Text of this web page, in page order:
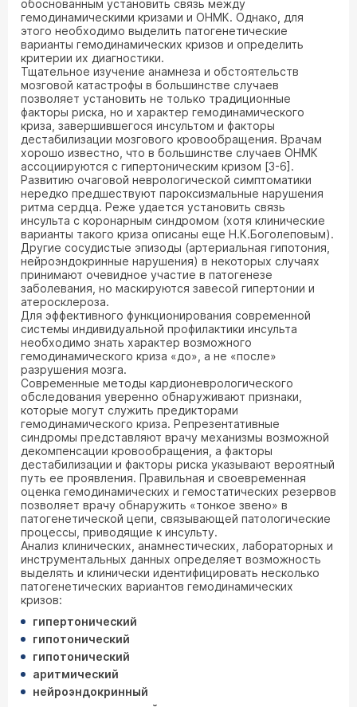
обоснованным установить связь между
гемодинамическими кризами и ОНМК. Однако, для
этого необходимо выделить патогенетические
варианты гемодинамических кризов и определить
критерии их диагностики.
Тщательное изучение анамнеза и обстоятельств
мозговой катастрофы в большинстве случаев
позволяет установить не только традиционные
факторы риска, но и характер гемодинамического
криза, завершившегося инсультом и факторы
дестабилизации мозгового кровообращения. Врачам
хорошо известно, что в большинстве случаев ОНМК
ассоциируются с гипертоническим кризом [3-6].
Развитию очаговой неврологической симптоматики
нередко предшествуют пароксизмальные нарушения
ритма сердца. Реже удается установить связь
инсульта с коронарным синдромом (хотя клинические
варианты такого криза описаны еще Н.К.Боголеповым).
Другие сосудистые эпизоды (артериальная гипотония,
нейроэндокринные нарушения) в некоторых случаях
принимают очевидное участие в патогенезе
заболевания, но маскируются завесой гипертонии и
атеросклероза.
Для эффективного функционирования современной
системы индивидуальной профилактики инсульта
необходимо знать характер возможного
гемодинамического криза «до», а не «после»
разрушения мозга.
Современные методы кардионеврологического
обследования уверенно обнаруживают признаки,
которые могут служить предикторами
гемодинамического криза. Репрезентативные
синдромы представляют врачу механизмы возможной
декомпенсации кровообращения, а факторы
дестабилизации и факторы риска указывают вероятный
путь ее проявления. Правильная и своевременная
оценка гемодинамических и гемостатических резервов
позволяет врачу обнаружить «тонкое звено» в
патогенетической цепи, связывающей патологические
процессы, приводящие к инсульту.
Анализ клинических, анамнестических, лабораторных и
инструментальных данных определяет возможность
выделять и клинически идентифицировать несколько
патогенетических вариантов гемодинамических
кризов:
гипертонический
гипотонический
гипотонический
аритмический
нейроэндокринный